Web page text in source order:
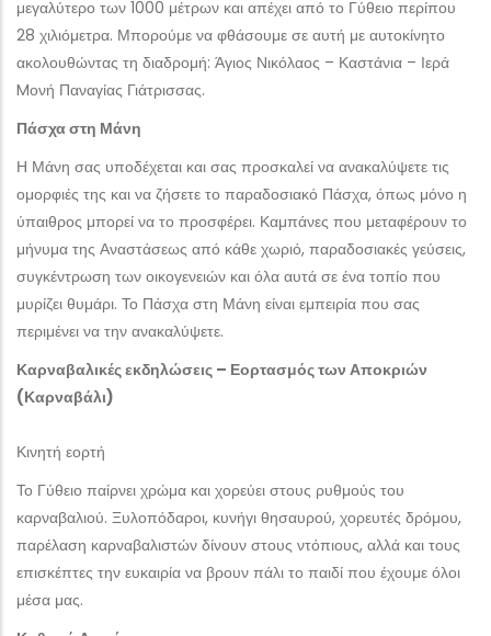
μεγαλύτερο των 1000 μέτρων και απέχει από το Γύθειο περίπου
28 χιλιόμετρα. Μπορούμε να φθάσουμε σε αυτή με αυτοκίνητο
ακολουθώντας τη διαδρομή: Άγιος Νικόλαος – Καστάνια – Ιερά
Mονή Παναγίας Γιάτρισσας.
Πάσχα στη Μάνη
Η Μάνη σας υποδέχεται και σας προσκαλεί να ανακαλύψετε τις
ομορφιές της και να ζήσετε το παραδοσιακό Πάσχα, όπως μόνο η
ύπαιθρος μπορεί να το προσφέρει. Καμπάνες που μεταφέρουν το
μήνυμα της Αναστάσεως από κάθε χωριό, παραδοσιακές γεύσεις,
συγκέντρωση των οικογενειών και όλα αυτά σε ένα τοπίο που
μυρίζει θυμάρι. Το Πάσχα στη Μάνη είναι εμπειρία που σας
περιμένει να την ανακαλύψετε.
Καρναβαλικές εκδηλώσεις – Εορτασμός των Αποκριών
(Καρναβάλι)
Κινητή εορτή
Το Γύθειο παίρνει χρώμα και χορεύει στους ρυθμούς του
καρναβαλιού. Ξυλοπόδαροι, κυνήγι θησαυρού, χορευτές δρόμου,
παρέλαση καρναβαλιστών δίνουν στους ντόπιους, αλλά και τους
επισκέπτες την ευκαιρία να βρουν πάλι το παιδί που έχουμε όλοι
μέσα μας.